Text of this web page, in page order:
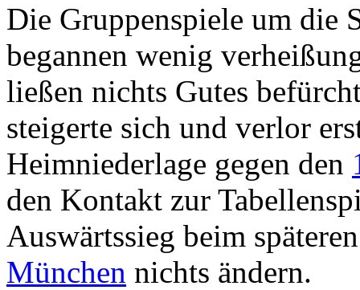
Die Gruppenspiele um die
begannen wenig
ließen nichts Gutes
steigerte sich und verlor
Heimniederlage gegen den
den Kontakt zur
Auswärtssieg beim
München nichts ändern.